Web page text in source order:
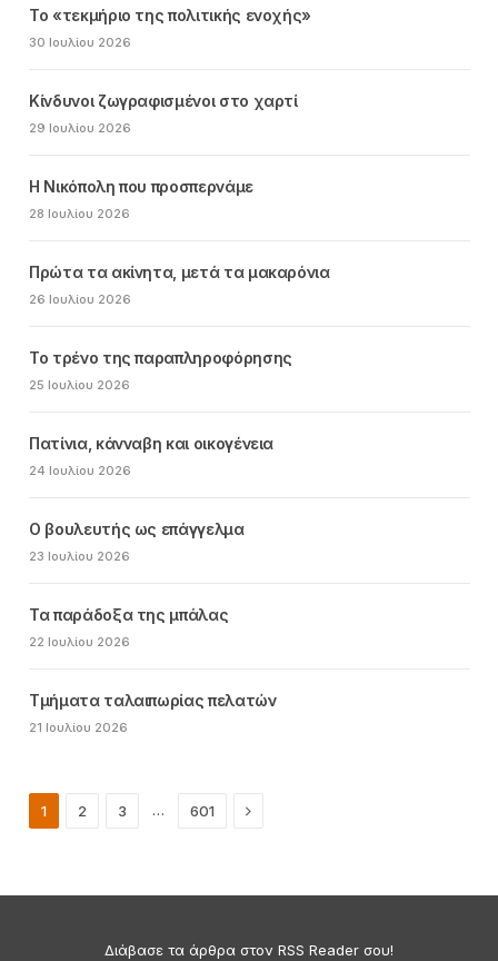
Το «τεκμήριο της πολιτικής ενοχής»
30 Ιουλίου 2026
Κίνδυνοι ζωγραφισμένοι στο χαρτί
29 Ιουλίου 2026
Η Νικόπολη που προσπερνάμε
28 Ιουλίου 2026
Πρώτα τα ακίνητα, μετά τα μακαρόνια
26 Ιουλίου 2026
Το τρένο της παραπληροφόρησης
25 Ιουλίου 2026
Πατίνια, κάνναβη και οικογένεια
24 Ιουλίου 2026
Ο βουλευτής ως επάγγελμα
23 Ιουλίου 2026
Τα παράδοξα της μπάλας
22 Ιουλίου 2026
Τμήματα ταλαιπωρίας πελατών
21 Ιουλίου 2026
1 2 3 … 601 Next
Διάβασε τα άρθρα στον RSS Reader σου!